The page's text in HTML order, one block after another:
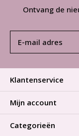
Ontvang de
Klantenservice
Mijn account
Categorieën